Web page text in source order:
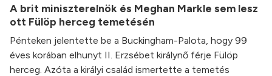
A brit miniszterelnök és Meghan Markle sem lesz
ott Fülöp herceg temetésén
Pénteken jelentette be a Buckingham-Palota, hogy 99
éves korában elhunyt II. Erzsébet királynő férje Fülöp
herceg. Azóta a királyi család ismertette a temetés